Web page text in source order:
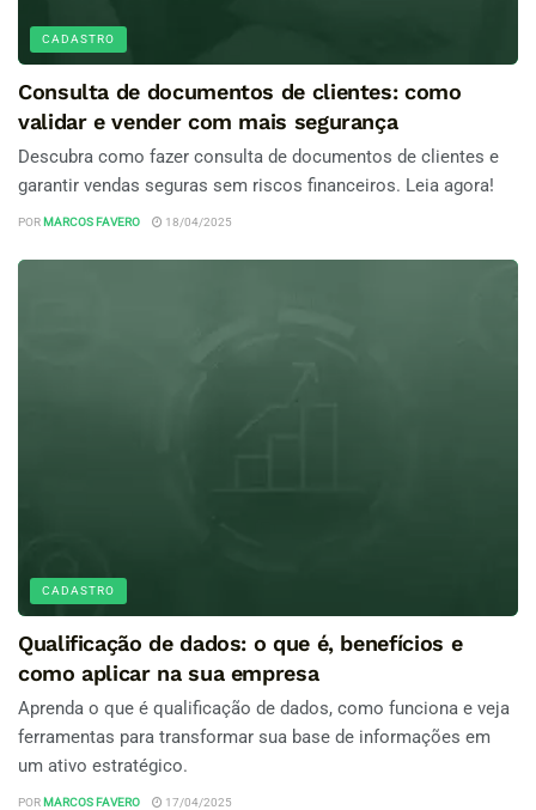
CADASTRO
Consulta de documentos de clientes: como
validar e vender com mais segurança
Descubra como fazer consulta de documentos de clientes e
garantir vendas seguras sem riscos financeiros. Leia agora!
POR MARCOS FAVERO 18/04/2025
CADASTRO
Qualificação de dados: o que é, benefícios e
como aplicar na sua empresa
Aprenda o que é qualificação de dados, como funciona e veja
ferramentas para transformar sua base de informações em
um ativo estratégico.
POR MARCOS FAVERO 17/04/2025